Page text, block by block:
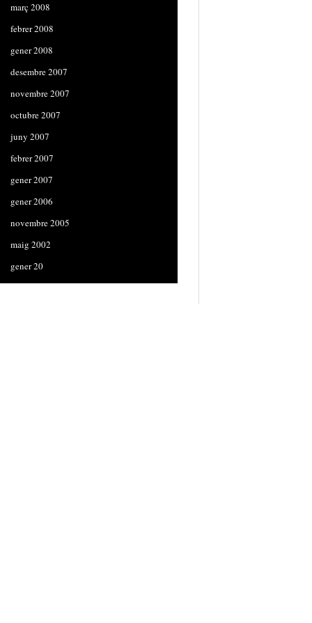
març 2008
febrer 2008
gener 2008
desembre 2007
novembre 2007
octubre 2007
juny 2007
febrer 2007
gener 2007
gener 2006
novembre 2005
maig 2002
gener 20